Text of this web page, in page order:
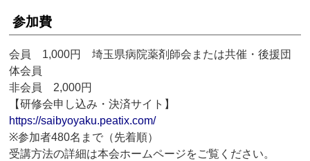
参加費
会員 1,000円 埼玉県病院薬剤師会または共催・後援団
体会員
非会員 2,000円
【研修会申し込み・決済サイト】
https://saibyoyaku.peatix.com/
※参加者480名まで（先着順）
受講方法の詳細は本会ホームページをご覧ください。